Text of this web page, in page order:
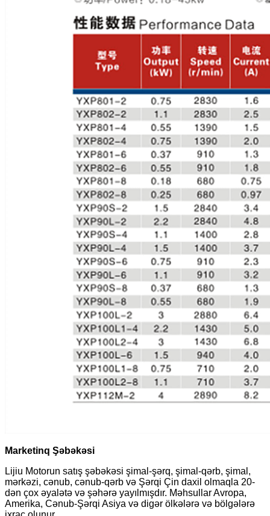
Marketinq Şəbəkəsi
Lijiu Motorun satış şəbəkəsi şimal-şərq, şimal-qərb, şimal,
mərkəzi, cənub, cənub-qərb və Şərqi Çin daxil olmaqla 20-
dən çox əyalətə və şəhərə yayılmışdır. Məhsullar Avropa,
Amerika, Cənub-Şərqi Asiya və digər ölkələrə və bölgələrə